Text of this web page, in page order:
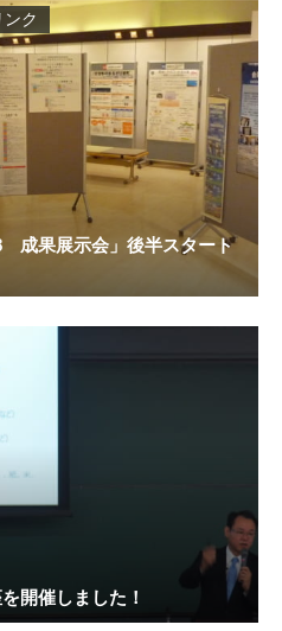
成果展示会」後半スタート
ク
開催しました！